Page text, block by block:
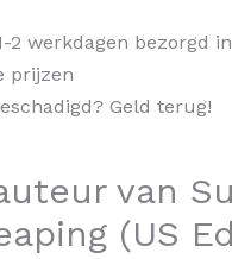
2 werkdagen bezorgd
prijzen
Geld terug!
van
(US